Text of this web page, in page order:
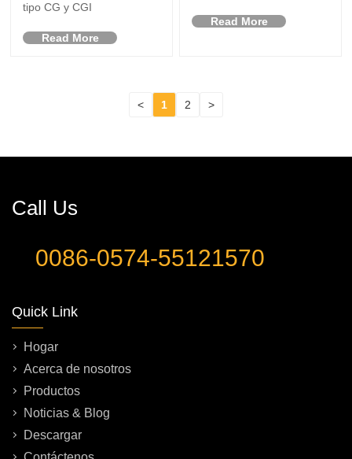
tipo CG y CGI
Read More
Read More
< 1 2 >
Call Us
0086-0574-55121570
Quick Link
Hogar
Acerca de nosotros
Productos
Noticias & Blog
Descargar